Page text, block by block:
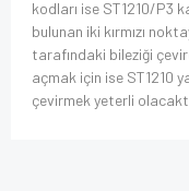
kodları ise ST1210/P3
bulunan iki kırmızı
tarafındaki bileziği
açmak için ise ST1210
çevirmek yeterli